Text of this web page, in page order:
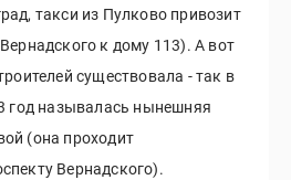
такси из Пулково привозит
к дому 113). А вот
существовала - так в
год называлась нынешняя
(она проходит
Вернадского).